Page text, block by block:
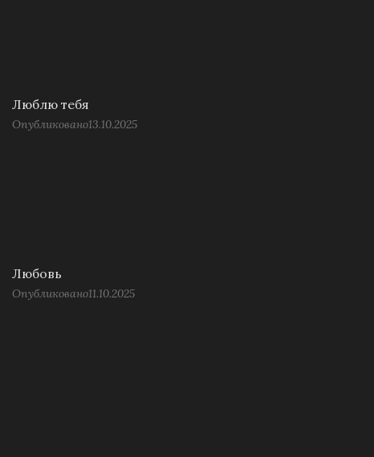
Люблю тебя
Опубликовано13.10.2025
Любовь
Опубликовано11.10.2025